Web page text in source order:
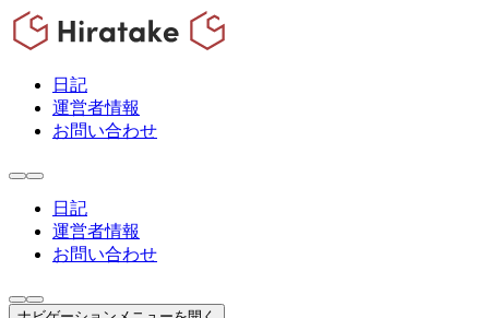
日記
運営者情報
お問い合わせ
日記
運営者情報
お問い合わせ